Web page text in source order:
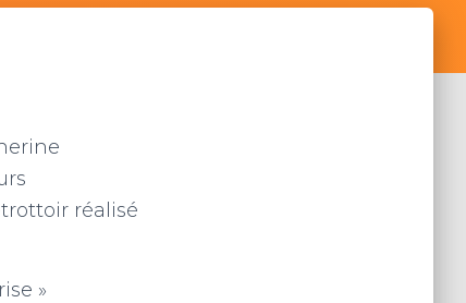
réalisé
»